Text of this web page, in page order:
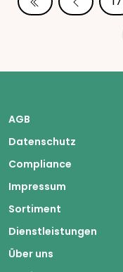
AGB
Datenschutz
Compliance
Impressum
Sortiment
Dienstleistungen
Über uns